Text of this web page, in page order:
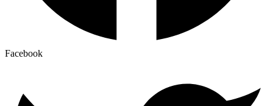
Facebook